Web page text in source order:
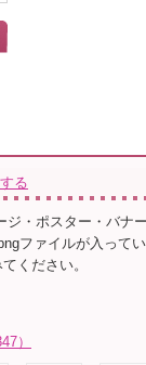
る
・ポスター・バナ
ファイルが入って
ください。
）